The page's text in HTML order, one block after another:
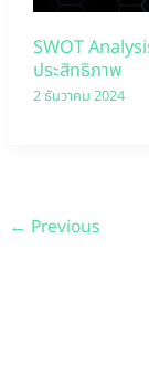
SWOT
ประสิทธิภาพ
2 ธันวาคม 2024
← Previous